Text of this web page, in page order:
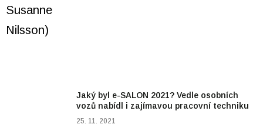
Jaký byl e-SALON 2021? Vedle osobních
vozů nabídl i zajímavou pracovní techniku
25. 11. 2021